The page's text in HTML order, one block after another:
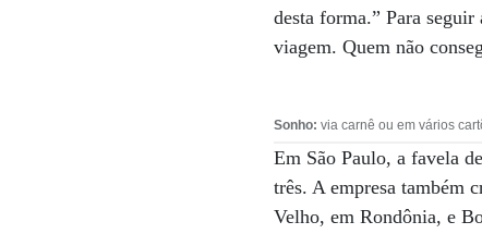
desta forma.” Para seguir
viagem. Quem não
Sonho: via carnê ou em vários
Em São Paulo, a favela
três. A empresa também
Velho, em Rondônia, e